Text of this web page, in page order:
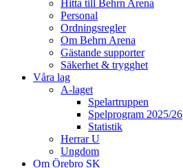
Hitta till Behrn Arena
Personal
Ordningsregler
Om Behrn Arena
Gästande supporter
Säkerhet & trygghet
Våra lag
A-laget
Spelartruppen
Spelprogram 2025/26
Statistik
Herrar U
Ungdom
Om Örebro SK